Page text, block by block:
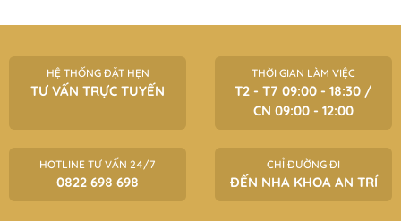
HỆ THỐNG ĐẶT HẸN
TƯ VẤN TRỰC TUYẾN
THỜI GIAN LÀM VIỆC
T2 - T7 09:00 - 18:30 /
CN 09:00 - 12:00
HOTLINE TƯ VẤN 24/7
0822 698 698
CHỈ ĐƯỜNG ĐI
ĐẾN NHA KHOA AN TRÍ